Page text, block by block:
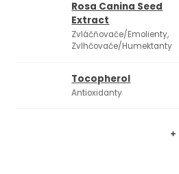
Rosa Canina Seed
Extract
Zvláčňovače/Emolienty,
Zvlhčovače/Humektanty
Tocopherol
Antioxidanty
+